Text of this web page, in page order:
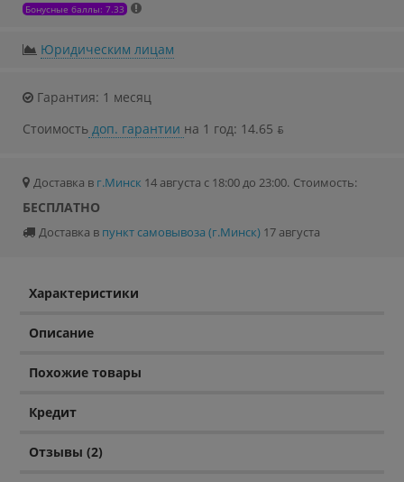
Бонусные баллы: 7.33
Юридическим лицам
Гарантия: 1 месяц
Стоимость доп. гарантии на 1 год: 14.65 ƃ
Доставка в г.Минск 14 августа с 18:00 до 23:00. Стоимость:
БЕСПЛАТНО
Доставка в пункт самовывоза (г.Минск) 17 августа
Характеристики
Описание
Похожие товары
Кредит
Отзывы (2)